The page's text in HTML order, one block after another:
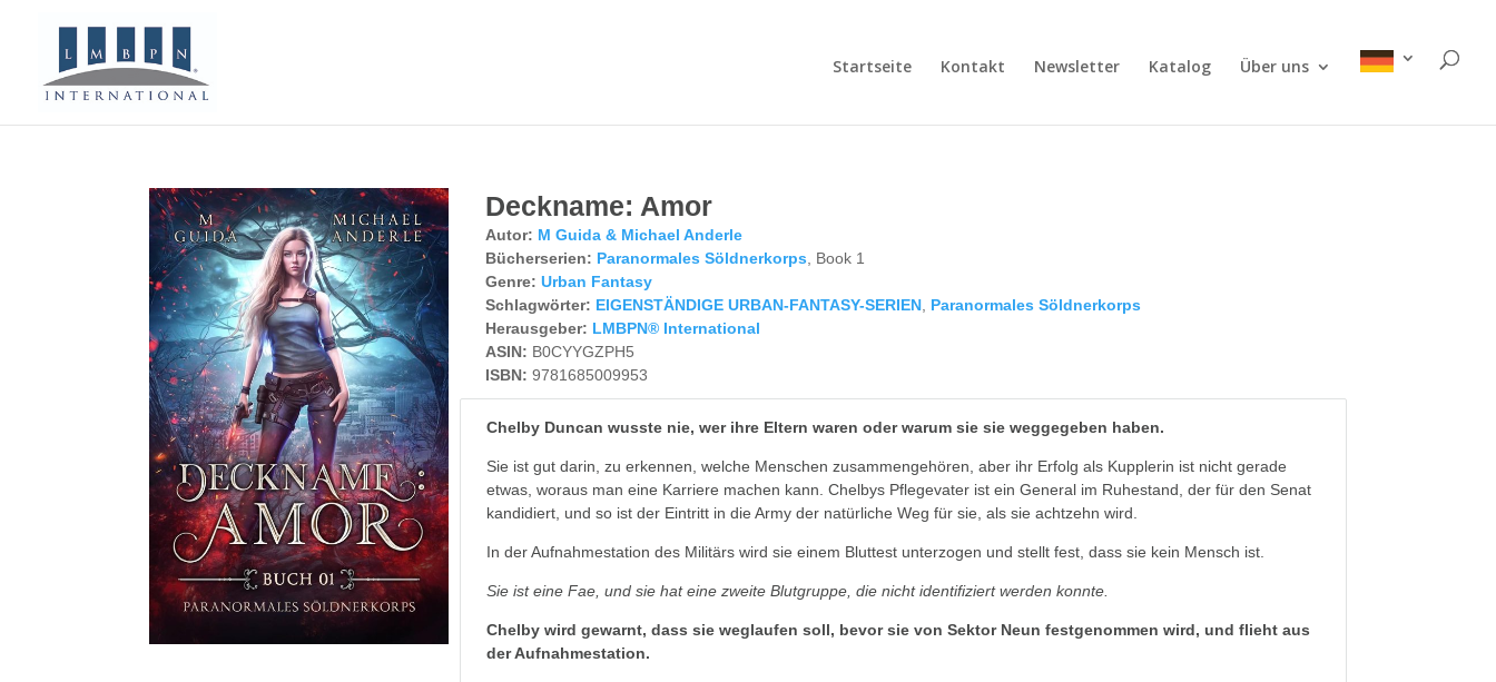
Startseite Kontakt Newsletter Katalog Über uns
Deckname: Amor
Autor: M Guida & Michael Anderle
Bücherserien: Paranormales Söldnerkorps , Book 1
Genre: Urban Fantasy
Schlagwörter: EIGENSTÄNDIGE URBAN-FANTASY-SERIEN Paranormales Söldnerkorps
Herausgeber: LMBPN® International
ASIN: B0CYYGZPH5
ISBN: 9781685009953
Chelby Duncan wusste nie, wer ihre Eltern waren oder warum sie sie weggegeben haben.
Sie ist gut darin, zu erkennen, welche Menschen zusammengehören, aber ihr Erfolg als Kupplerin ist nicht gerade
etwas, woraus man eine Karriere machen kann. Chelbys Pflegevater ist ein General im Ruhestand, der für den Senat
kandidiert, und so ist der Eintritt in die Army der natürliche Weg für sie, als sie achtzehn wird.
In der Aufnahmestation des Militärs wird sie einem Bluttest unterzogen und stellt fest, dass sie kein Mensch ist.
Sie ist eine Fae, und sie hat eine zweite Blutgruppe, die nicht identifiziert werden konnte.
Chelby wird gewarnt, dass sie weglaufen soll, bevor sie von Sektor Neun festgenommen wird, und flieht aus
der Aufnahmestation.